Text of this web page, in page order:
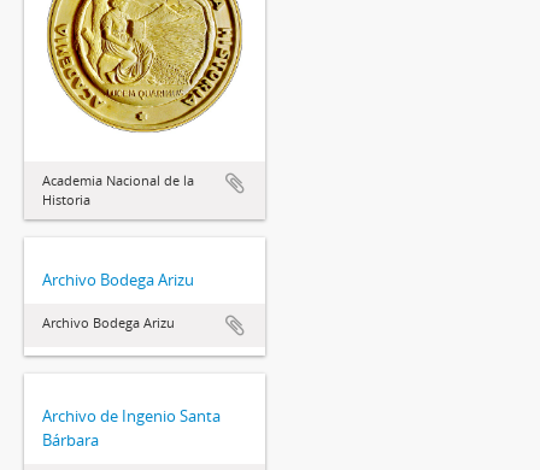
Academia Nacional de la
Historia
Archivo Bodega Arizu
Archivo Bodega Arizu
Archivo de Ingenio Santa
Bárbara